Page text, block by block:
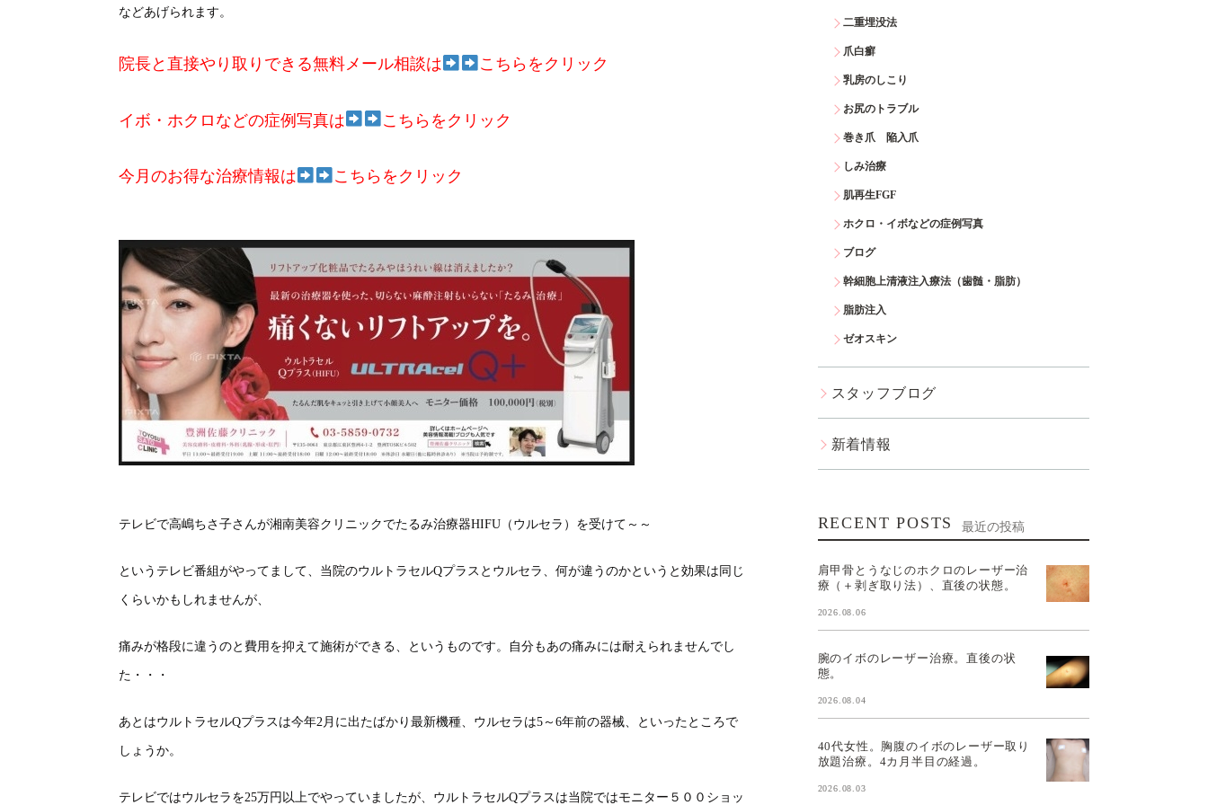
などあげられます。
院長と直接やり取りできる無料メール相談は こちらをクリック
イボ・ホクロなどの症例写真は こちらをクリック
今月のお得な治療情報は こちらをクリック
テレビで高嶋ちさ子さんが湘南美容クリニックでたるみ治療器HIFU（ウルセラ）を受けて～～
というテレビ番組がやってまして、当院のウルトラセルQプラスとウルセラ、何が違うのかというと効果は同じ
くらいかもしれませんが、
痛みが格段に違うのと費用を抑えて施術ができる、というものです。自分もあの痛みには耐えられませんでし
た・・・
あとはウルトラセルQプラスは今年2月に出たばかり最新機種、ウルセラは5～6年前の器械、といったところで
しょうか。
テレビではウルセラを25万円以上でやっていましたが、ウルトラセルQプラスは当院ではモニター５００ショッ
二重埋没法
爪白癬
乳房のしこり
お尻のトラブル
巻き爪 陥入爪
しみ治療
肌再生FGF
ホクロ・イボなどの症例写真
ブログ
幹細胞上清液注入療法（歯髄・脂肪）
脂肪注入
ゼオスキン
スタッフブログ
新着情報
RECENT POSTS 最近の投稿
肩甲骨とうなじのホクロのレーザー治
療（＋剥ぎ取り法）、直後の状態。
2026.08.06
腕のイボのレーザー治療。直後の状
態。
2026.08.04
40代女性。胸腹のイボのレーザー取り
放題治療。4カ月半目の経過。
2026.08.03